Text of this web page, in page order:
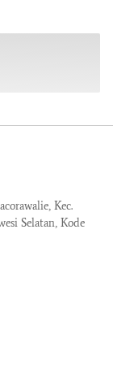
Kec.
Selatan, Kode